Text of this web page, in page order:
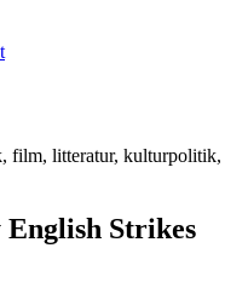
film, litteratur, kulturpolitik,
Strikes